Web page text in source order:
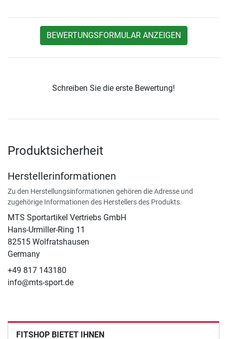
BEWERTUNGSFORMULAR ANZEIGEN
Schreiben Sie die erste Bewertung!
Produktsicherheit
Herstellerinformationen
Zu den Herstellungsinformationen gehören die Adresse und
zugehörige Informationen des Herstellers des Produkts.
MTS Sportartikel Vertriebs GmbH
Hans-Urmiller-Ring 11
82515 Wolfratshausen
Germany
+49 817 143180
info@mts-sport.de
FITSHOP BIETET IHNEN